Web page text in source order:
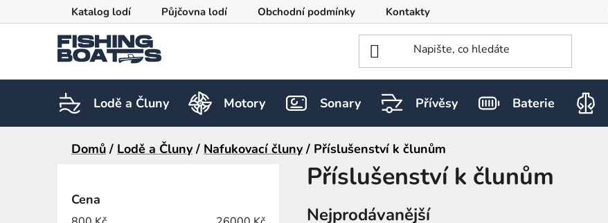
na
Katalog lodí Půjčovna lodí Obchodní podmínky Kontakty
Lodě a Čluny Motory Sonary Přívěsy Baterie
Domů / Lodě a Čluny / Nafukovací čluny / Příslušenství k člunům
Cena
Příslušenství k člunům
Nejprodávanější